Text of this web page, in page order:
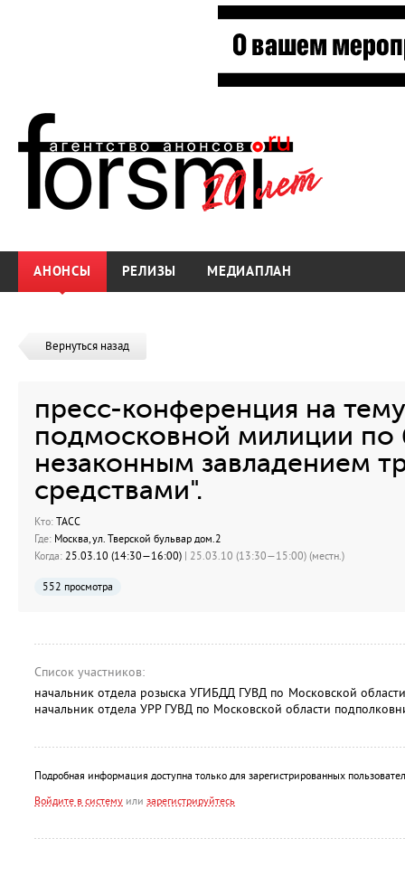
АНОНСЫ РЕЛИЗЫ МЕДИАПЛАН
Вернуться назад
пресс-конференция на
подмосковной милиции по
незаконным завладением
средствами".
Кто: ТАСС
Где: Москва, ул. Тверской бульвар дом.2
Когда: 25.03.10 (14:30—16:00) | 25.03.10 (13:30—15:00) (местн.)
552 просмотра
Список участников:
начальник отдела розыска УГИБДД ГУВД по Московской
начальник отдела УРР ГУВД по Московской области
Подробная информация доступна только для зарегистрированных
Войдите в систему или зарегистрируйтесь